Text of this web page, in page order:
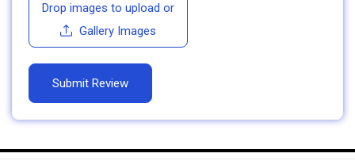
Drop images to upload or
Gallery Images